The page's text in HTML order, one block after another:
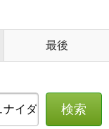
最後
検索